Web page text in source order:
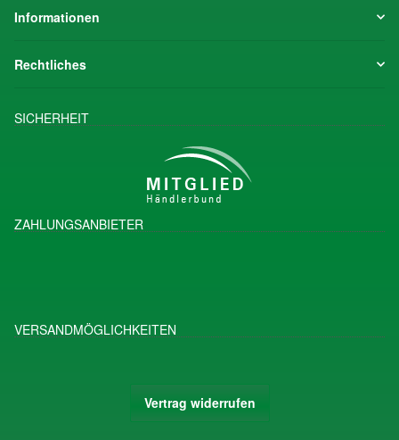
Informationen
Rechtliches
SICHERHEIT
ZAHLUNGSANBIETER
VERSANDMÖGLICHKEITEN
Vertrag widerrufen